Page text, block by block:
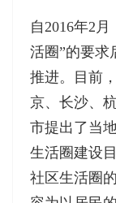
自2016年2
活圈”的要求
推进。目前
京、长沙、
市提出了当
生活圈建设
社区生活圈